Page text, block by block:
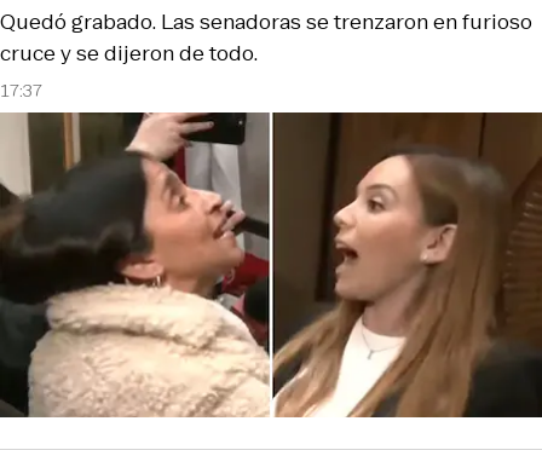
17:37
Quedó grabado. Las senadoras se trenzaron en furioso
cruce y se dijeron de todo.